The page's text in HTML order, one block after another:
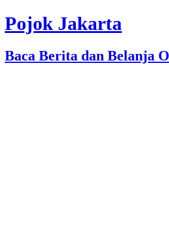
Pojok Jakarta
Baca Berita dan Belanja